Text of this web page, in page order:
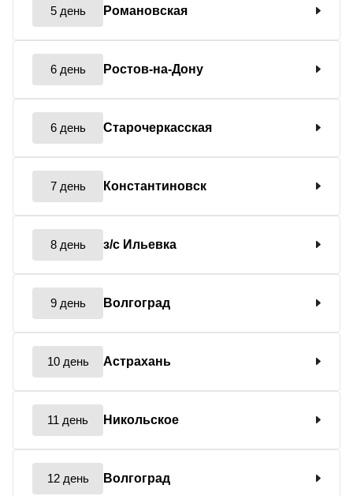
5 день Романовская
6 день Ростов-на-Дону
6 день Старочеркасская
7 день Константиновск
8 день з/с Ильевка
9 день Волгоград
10 день Астрахань
11 день Никольское
12 день Волгоград